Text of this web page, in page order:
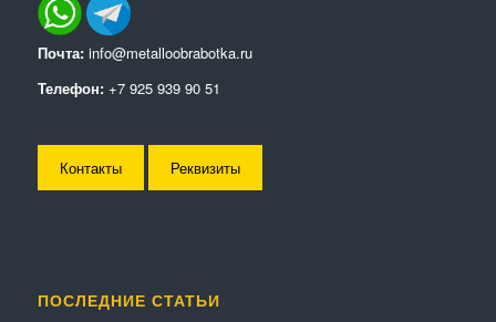
Почта: info@metalloobrabotka.ru
Телефон: +7 925 939 90 51
Контакты Реквизиты
ПОСЛЕДНИЕ СТАТЬИ